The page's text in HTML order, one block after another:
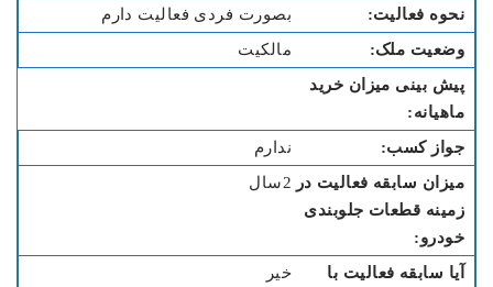
بصورت فردی فعالیت دارم
مالکیت
ندارم
2سال
خیر